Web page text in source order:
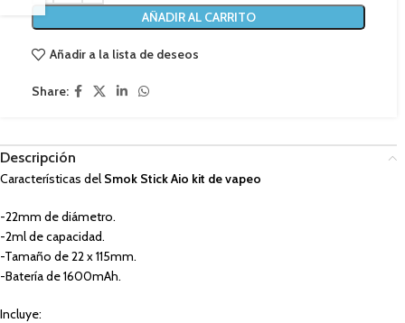
AÑADIR AL CARRITO
Añadir a la lista de deseos
Share:
Descripción
Características del Smok Stick Aio kit de vapeo
-22mm de diámetro.
-2ml de capacidad.
-Tamaño de 22 x 115mm.
-Batería de 1600mAh.
Incluye: